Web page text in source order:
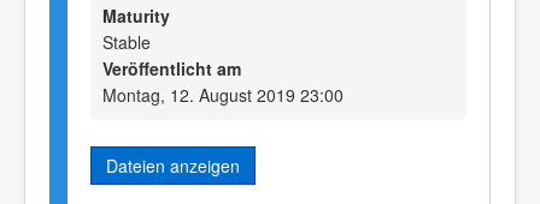
Maturity
Stable
Veröffentlicht am
Montag, 12. August 2019 23:00
Dateien anzeigen